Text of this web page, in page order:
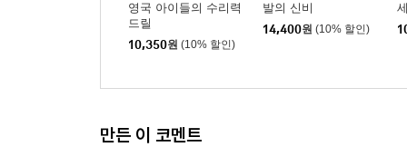
영국 아이들의 수리력
드릴
10,350원 (10% 할인)
발의 신비
14,400원 (10% 할인)
만든 이 코멘트